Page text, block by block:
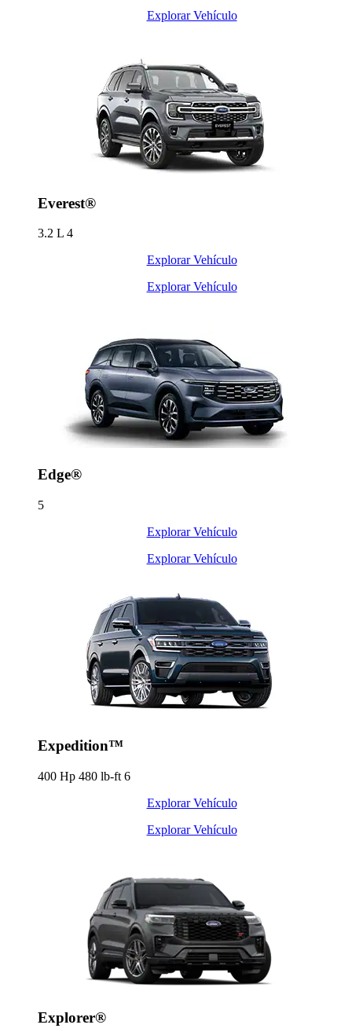
Explorar Vehículo
Everest®
3.2 L 4
Explorar Vehículo
Explorar Vehículo
Edge®
5
Explorar Vehículo
Explorar Vehículo
Expedition™
400 Hp 480 lb-ft 6
Explorar Vehículo
Explorar Vehículo
Explorer®